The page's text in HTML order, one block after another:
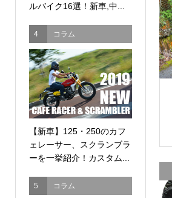
ルバイク16選！新車,中...
4 コラム
【新車】125・250のカフ
ェレーサー、スクランブラ
ーを一挙紹介！カスタム...
5 コラム